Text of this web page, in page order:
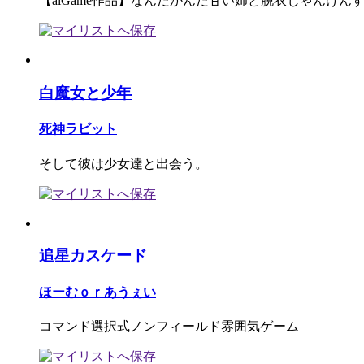
白魔女と少年
死神ラビット
そして彼は少女達と出会う。
追星カスケード
ほーむｏｒあうぇい
コマンド選択式ノンフィールド雰囲気ゲーム